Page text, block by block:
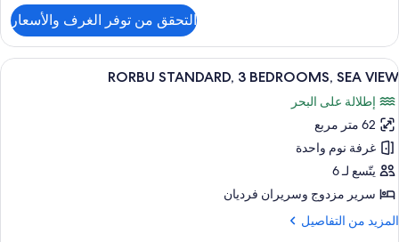
RORBU
PREMIUM
3
SEA
VIEW
التحقق من توفر الغرف والأسعار
استعراض
جميع
صور
RORBU
STANDARD,
3
BEDROOMS,
SEA
VIEW
ستائر تعتيم ومكواة/لوح كي وبديكورات
11
RORBU STANDARD, 3 BEDROOMS, SEA VIEW
إطلالة على البحر
62 متر مربع
غرفة نوم واحدة
يتّسع لـ 6
سرير مزدوج‫‬ وسريران فرديان
المزيد من التفاصيل
المزيد